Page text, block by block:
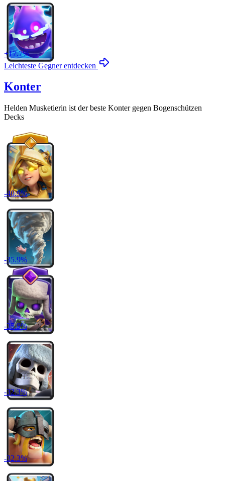
+17.7%
Leichteste Gegner entdecken
Konter
Helden Musketierin ist der beste Konter gegen Bogenschützen
Decks
-40.9%
-35.9%
-35.9%
-32.3%
-32.3%